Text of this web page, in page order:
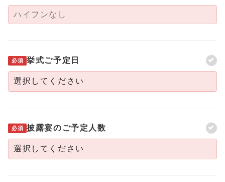
必須 挙式ご予定日
必須 披露宴のご予定人数